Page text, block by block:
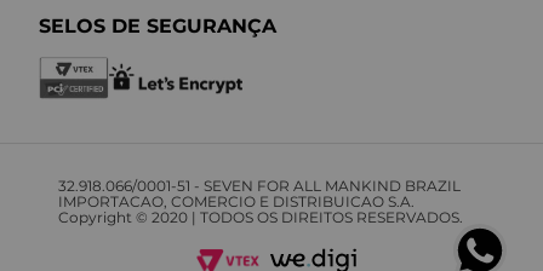
SELOS DE SEGURANÇA
32.918.066/0001-51 - SEVEN FOR ALL MANKIND BRAZIL
IMPORTACAO, COMERCIO E DISTRIBUICAO S.A.
Copyright © 2020 | TODOS OS DIREITOS RESERVADOS.